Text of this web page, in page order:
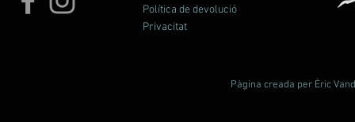
Política de devolució
Privacitat
Pàgina creada per Èric